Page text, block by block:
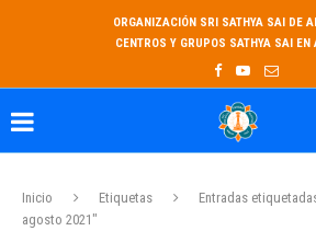
ORGANIZACIÓN SRI SATHYA SAI DE
CENTROS Y GRUPOS SATHYA SAI EN
Inicio Etiquetas
Entradas
agosto 2021"